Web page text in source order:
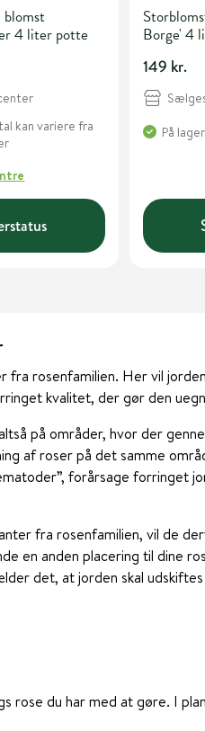
blomst
4 liter potte
kan variere fra
Borge' 4
149 kr.
På lager
rosenfamilien. Her vil
kvalitet, der gør den
på områder, hvor der
af roser på det samme
forårsage forringet
fra rosenfamilien, vil de
en anden placering til dine
det, at jorden skal
rose du har med at gøre. I